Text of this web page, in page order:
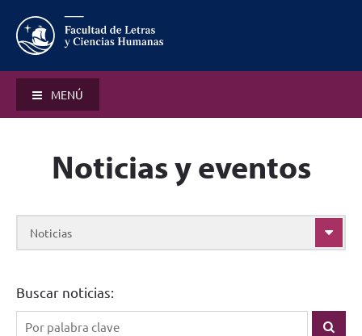
MENÚ
Noticias y eventos
Noticias
Buscar noticias: